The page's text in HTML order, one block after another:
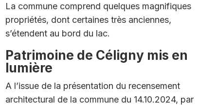
La commune comprend quelques magnifiques
propriétés, dont certaines très anciennes,
s’étendent au bord du lac.
Patrimoine de Céligny mis en
lumière
A l’issue de la présentation du recensement
architectural de la commune du 14.10.2024, par